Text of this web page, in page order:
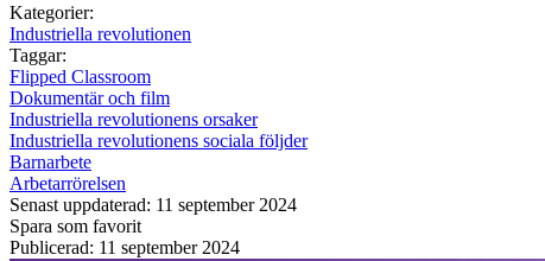
Kategorier:
Industriella revolutionen
Taggar:
Flipped Classroom
Dokumentär och film
Industriella revolutionens orsaker
Industriella revolutionens sociala följder
Barnarbete
Arbetarrörelsen
Senast uppdaterad: 11 september 2024
Spara som favorit
Publicerad: 11 september 2024